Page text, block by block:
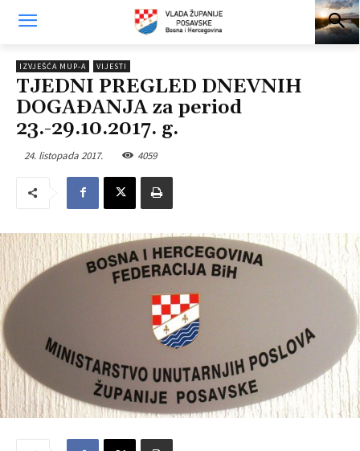
IZVJEŠĆA MUP-A VIJESTI
TJEDNI PREGLED DNEVNIH
DOGAĐANJA za period
23.-29.10.2017. g.
24. listopada 2017. 4059